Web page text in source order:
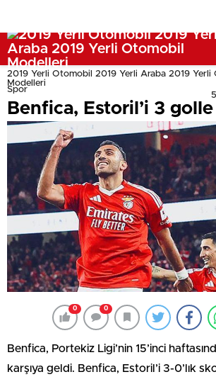
2019 Yerli Otomobil 2019 Yerli Araba 2019 Yerli
Modelleri
Spor
Benfica, Estoril’i 3
0 0
Benfica, Portekiz Ligi’nin 15’inci
karşıya geldi. Benfica, Estoril’i 3-0’lık